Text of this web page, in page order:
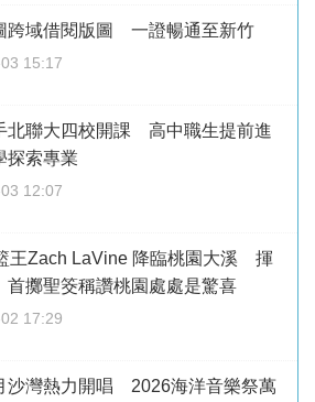
跨域借閱版圖 一證暢通至新竹
15:17
北聯大四校開課 高中職生提前進
探索專業
12:07
王Zach LaVine 降臨桃園大溪 揮
首擲聖筊稱讚桃園處處是驚喜
17:29
沙灣熱力開唱 2026海洋音樂祭萬